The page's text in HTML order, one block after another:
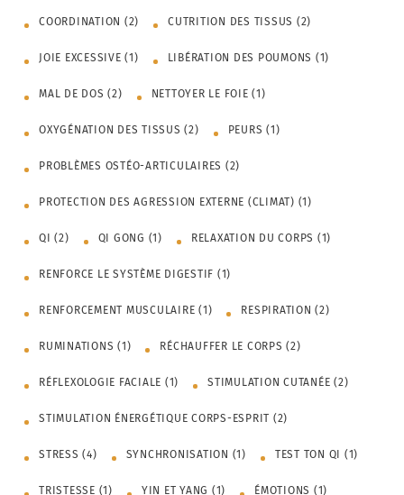
COORDINATION (2) CUTRITION DES TISSUS (2)
JOIE EXCESSIVE (1) LIBÉRATION DES POUMONS (1)
MAL DE DOS (2) NETTOYER LE FOIE (1)
OXYGÉNATION DES TISSUS (2) PEURS (1)
PROBLÈMES OSTÉO-ARTICULAIRES (2)
PROTECTION DES AGRESSION EXTERNE (CLIMAT) (1)
QI (2) QI GONG (1) RELAXATION DU CORPS (1)
RENFORCE LE SYSTÈME DIGESTIF (1)
RENFORCEMENT MUSCULAIRE (1) RESPIRATION (2)
RUMINATIONS (1) RÉCHAUFFER LE CORPS (2)
RÉFLEXOLOGIE FACIALE (1) STIMULATION CUTANÉE (2)
STIMULATION ÉNERGÉTIQUE CORPS-ESPRIT (2)
STRESS (4) SYNCHRONISATION (1) TEST TON QI (1)
TRISTESSE (1) YIN ET YANG (1) ÉMOTIONS (1)